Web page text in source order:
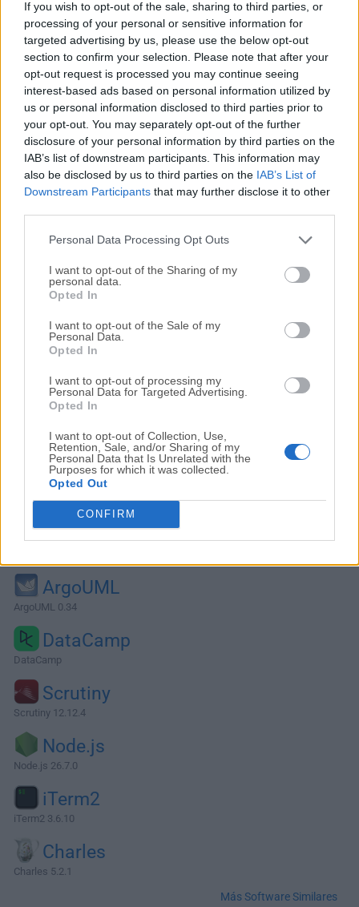
If you wish to opt-out of the sale, sharing to third parties, or
processing of your personal or sensitive information for
targeted advertising by us, please use the below opt-out
section to confirm your selection. Please note that after your
opt-out request is processed you may continue seeing
interest-based ads based on personal information utilized by
us or personal information disclosed to third parties prior to
your opt-out. You may separately opt-out of the further
disclosure of your personal information by third parties on the
IAB’s list of downstream participants. This information may
also be disclosed by us to third parties on the IAB’s List of
Downstream Participants that may further disclose it to other
Personal Data Processing Opt Outs
I want to opt-out of the Sharing of my
personal data.
Opted In
I want to opt-out of the Sale of my
Personal Data.
Opted In
I want to opt-out of processing my
Personal Data for Targeted Advertising.
Opted In
I want to opt-out of Collection, Use,
Retention, Sale, and/or Sharing of my
Personal Data that Is Unrelated with the
Purposes for which it was collected.
Opted Out
CONFIRM
propósito general especialmente adecuado para el
desarrollo web. Rápido, flexible y pragmático, PHP para
macOS impulsa desde tu blog hasta los sitios web más
populares del mundo.PHP (acrónimo recursivo de PHP:
Preprocesador de Hipertexto) es un lenguaje de scripting de
propósito general de código abierto ampliamente utilizado
que es especialmente adecuado para el desarrollo web y se
puede incrustar en HTML.En lugar de muchos comandos
para generar HTML (como se ve en C o Perl), las páginas
contienen HTML con código incrustado que hace "algo" (en
procesamiento q...
Alternativas y Software Similar
ArgoUML
ArgoUML 0.34
DataCamp
DataCamp
Scrutiny
Scrutiny 12.12.4
Node.js
Node.js 26.7.0
iTerm2
iTerm2 3.6.10
Charles
Charles 5.2.1
Más Software Similares